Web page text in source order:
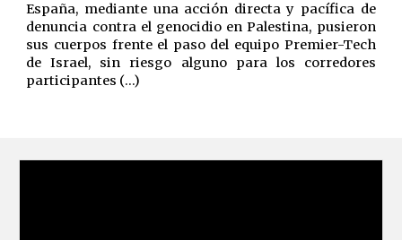
España, mediante una acción directa y pacífica de
denuncia contra el genocidio en Palestina, pusieron
sus cuerpos frente el paso del equipo Premier-Tech
de Israel, sin riesgo alguno para los corredores
participantes (...)